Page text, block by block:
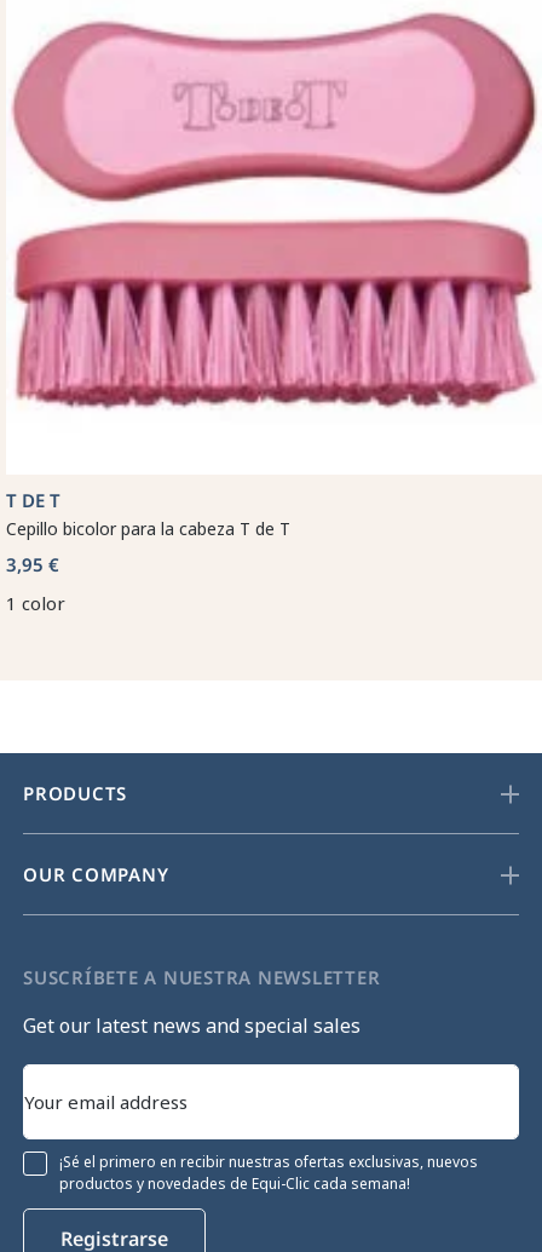
T DE T
Cepillo bicolor para la cabeza T de T
3,95 €
1 color
PRODUCTS
OUR COMPANY
SUSCRÍBETE A NUESTRA NEWSLETTER
Get our latest news and special sales
¡Sé el primero en recibir nuestras ofertas exclusivas, nuevos
productos y novedades de Equi-Clic cada semana!
Registrarse